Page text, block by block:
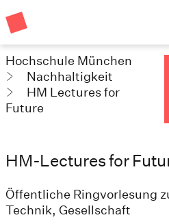
Hochschule München
Nachhaltigkeit
HM Lectures for
Future
HM-Lectures for
Öffentliche Ringvorlesung
Technik, Gesellschaft